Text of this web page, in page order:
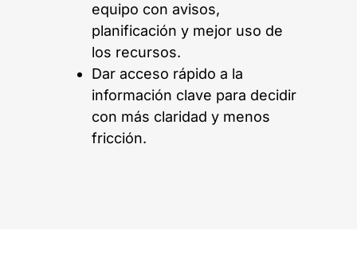
equipo con avisos,
planificación y mejor uso de
los recursos.
Dar acceso rápido a la
información clave para decidir
con más claridad y menos
fricción.